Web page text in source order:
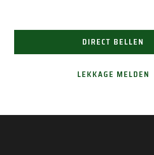
DIRECT BELLEN
LEKKAGE MELDEN